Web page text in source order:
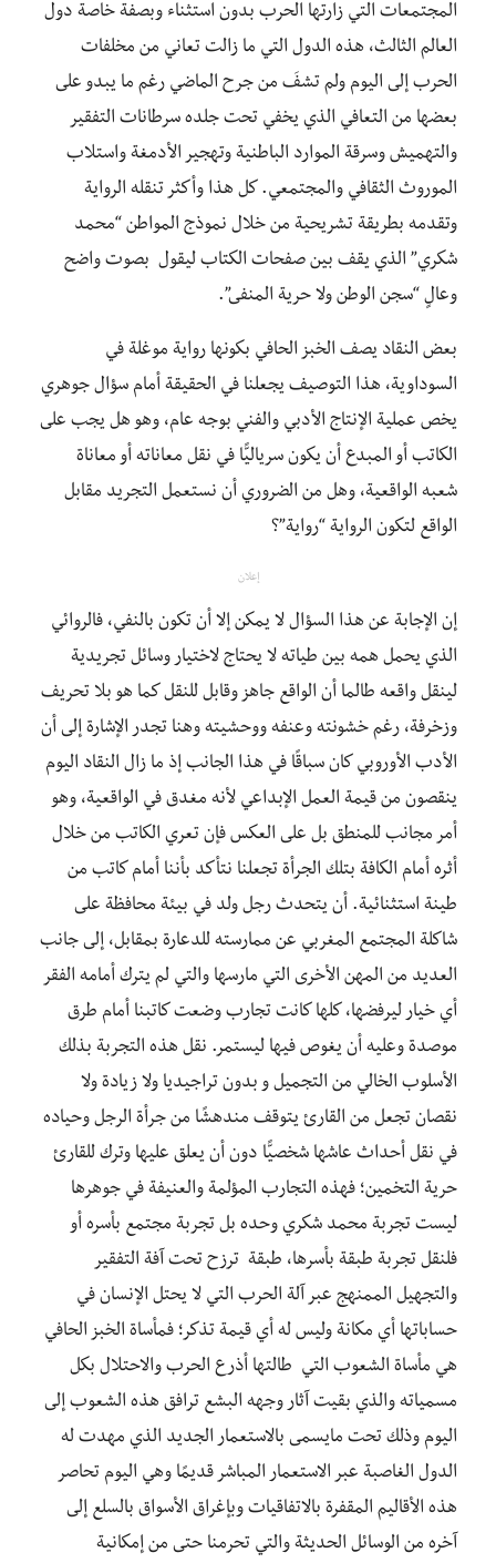
المجتمعات التي زارتها الحرب بدون استثناء وبصفة خاصة دول
العالم الثالث، هذه الدول التي ما زالت تعاني من مخلفات
الحرب إلى اليوم ولم تشفَ من جرح الماضي رغم ما يبدو على
بعضها من التعافي الذي يخفي تحت جلده سرطانات التفقير
والتهميش وسرقة الموارد الباطنية وتهجير الأدمغة واستلاب
الموروث الثقافي والمجتمعي. كل هذا وأكثر تنقله الرواية
وتقدمه بطريقة تشريحية من خلال نموذج المواطن “محمد
شكري” الذي يقف بين صفحات الكتاب ليقول بصوت واضح
وعالٍ “سجن الوطن ولا حرية المنفى”.
بعض النقاد يصف الخبز الحافي بكونها رواية موغلة في
السوداوية، هذا التوصيف يجعلنا في الحقيقة أمام سؤال جوهري
يخص عملية الإنتاج الأدبي والفني بوجه عام، وهو هل يجب على
الكاتب أو المبدع أن يكون سرياليًّا في نقل معاناته أو معاناة
شعبه الواقعية، وهل من الضروري أن نستعمل التجريد مقابل
الواقع لتكون الرواية “رواية”؟
إعلان
إن الإجابة عن هذا السؤال لا يمكن إلا أن تكون بالنفي، فالروائي
الذي يحمل همه بين طياته لا يحتاج لاختيار وسائل تجريدية
لينقل واقعه طالما أن الواقع جاهز وقابل للنقل كما هو بلا تحريف
وزخرفة، رغم خشونته وعنفه ووحشيته وهنا تجدر الإشارة إلى أن
الأدب الأوروبي كان سباقًا في هذا الجانب إذ ما زال النقاد اليوم
ينقصون من قيمة العمل الإبداعي لأنه مغدق في الواقعية، وهو
أمر مجانب للمنطق بل على العكس فإن تعري الكاتب من خلال
أثره أمام الكافة بتلك الجرأة تجعلنا نتأكد بأننا أمام كاتب من
طينة استثنائية. أن يتحدث رجل ولد في بيئة محافظة على
شاكلة المجتمع المغربي عن ممارسته للدعارة بمقابل، إلى جانب
العديد من المهن الأخرى التي مارسها والتي لم يترك أمامه الفقر
أي خيار ليرفضها، كلها كانت تجارب وضعت كاتبنا أمام طرق
موصدة وعليه أن يغوص فيها ليستمر. نقل هذه التجربة بذلك
الأسلوب الخالي من التجميل و بدون تراجيديا ولا زيادة ولا
نقصان تجعل من القارئ يتوقف مندهشًا من جرأة الرجل وحياده
في نقل أحداث عاشها شخصيًّا دون أن يعلق عليها وترك للقارئ
حرية التخمين؛ فهذه التجارب المؤلمة والعنيفة في جوهرها
ليست تجربة محمد شكري وحده بل تجربة مجتمع بأسره أو
فلنقل تجربة طبقة بأسرها، طبقة ترزح تحت آفة التفقير
والتجهيل الممنهج عبر آلة الحرب التي لا يحتل الإنسان في
حساباتها أي مكانة وليس له أي قيمة تذكر؛ فمأساة الخبز الحافي
هي مأساة الشعوب التي طالتها أذرع الحرب والاحتلال بكل
مسمياته والذي بقيت آثار وجهه البشع ترافق هذه الشعوب إلى
اليوم وذلك تحت مايسمى بالاستعمار الجديد الذي مهدت له
الدول الغاصبة عبر الاستعمار المباشر قديمًا وهي اليوم تحاصر
هذه الأقاليم المقفرة بالاتفاقيات وبإغراق الأسواق بالسلع إلى
آخره من الوسائل الحديثة والتي تحرمنا حتى من إمكانية